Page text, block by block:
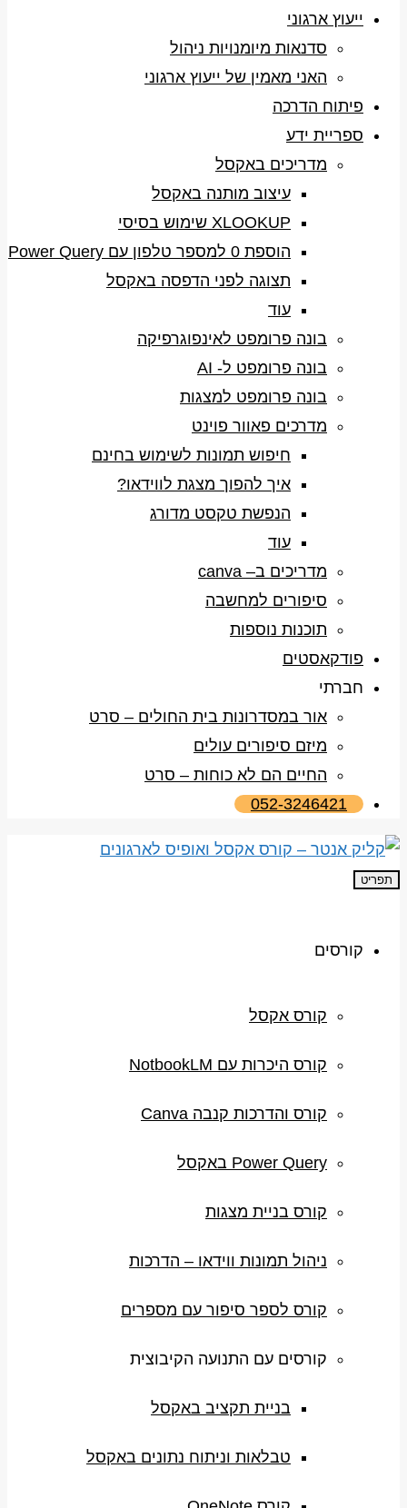
ייעוץ ארגוני
סדנאות מיומנויות ניהול
האני מאמין של ייעוץ ארגוני
פיתוח הדרכה
ספריית ידע
מדריכים באקסל
עיצוב מותנה באקסל
XLOOKUP שימוש בסיסי
הוספת 0 למספר טלפון עם Power Query
תצוגה לפני הדפסה באקסל
עוד
בונה פרומפט לאינפוגרפיקה
בונה פרומפט ל- AI
בונה פרומפט למצגות
מדרכים פאוור פוינט
חיפוש תמונות לשימוש בחינם
איך להפוך מצגת לווידאו?
הנפשת טקסט מדורג
עוד
מדריכים ב– canva
סיפורים למחשבה
תוכנות נוספות
פודקאסטים
חברתי
אור במסדרונות בית החולים – סרט
מיזם סיפורים עולים
החיים הם לא כוחות – סרט
052-3246421
תפריט
קורסים
קורס אקסל
קורס היכרות עם NotbookLM
קורס והדרכות קנבה Canva
Power Query באקסל
קורס בניית מצגות
ניהול תמונות ווידאו – הדרכות
קורס לספר סיפור עם מספרים
קורסים עם התנועה הקיבוצית
בניית תקציב באקסל
טבלאות וניתוח נתונים באקסל